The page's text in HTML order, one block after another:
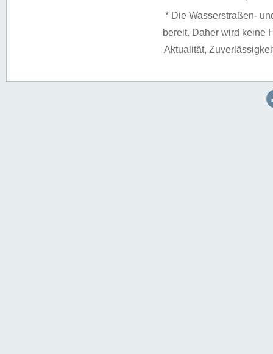
* Die Wasserstraßen-
bereit. Daher wird keine
Aktualität,